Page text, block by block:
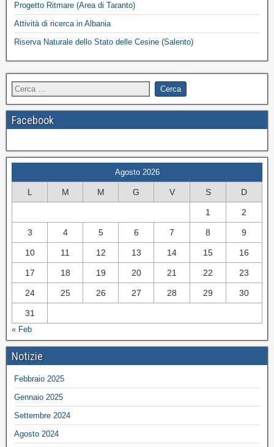
Progetto Ritmare (Area di Taranto)
Attività di ricerca in Albania
Riserva Naturale dello Stato delle Cesine (Salento)
Facebook
Agosto 2026
L M M G V S D
1 2
3 4 5 6 7 8 9
10 11 12 13 14 15 16
17 18 19 20 21 22 23
24 25 26 27 28 29 30
31
« Feb
Notizie
Febbraio 2025
Gennaio 2025
Settembre 2024
Agosto 2024